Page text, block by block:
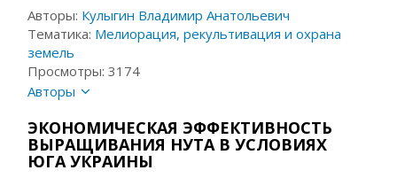
Авторы: Кулыгин Владимир Анатольевич
Тематика: Мелиорация, рекультивация и охрана
земель
Просмотры: 3174
Авторы
ЭКОНОМИЧЕСКАЯ ЭФФЕКТИВНОСТЬ
ВЫРАЩИВАНИЯ НУТА В УСЛОВИЯХ
ЮГА УКРАИНЫ